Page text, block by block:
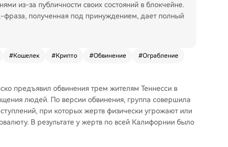
из-за публичности своих состояний в блокчейне.
полученная под принуждением, дает полный
#Кошелек #Крипто #Обвинение #Ограбление
предъявил обвинения трем жителям Теннесси в
людей. По версии обвинения, группа совершила
при которых жертв физически угрожают или
В результате у жертв по всей Калифорнии было